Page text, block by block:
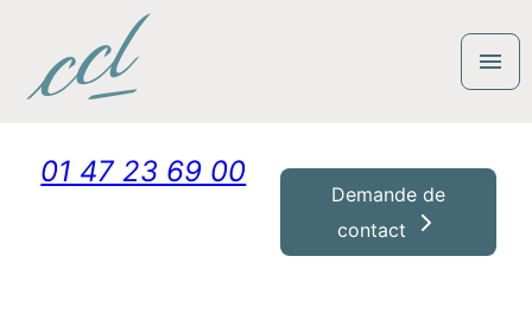
menu
01 47 23 69 00
Demande de
contact
Panneau de gestion des cookies